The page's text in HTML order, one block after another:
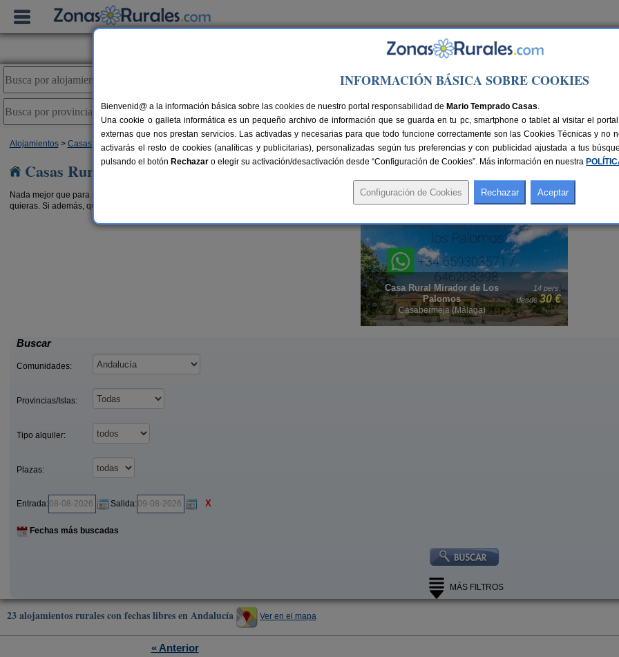
Ir a Versión PC
Alojamientos> Casas Rurales con disponibilidad> Andalucía
Casas Rurales con disponibilidad en Andalucía
Nada mejor que para planear tu escapada rural es ir directo a buscar casas rurales con fechas libres en Andalucía, permitiendo organizar tu viaje de forma
quieras. Si además, quieres dejar la reserva hecha ya directamente por internet, visita la sección dealojamientos con reserva online en Andalucía.
14 pers.
desde30 € Alojamiento La Guitarra Andaluza
Loja (Granada)
Buscar
Comunidades:
Provincias/Islas:
Tipo alquiler:
Plazas:
Entrada: Salida: X
Fechas más buscadas
MÁS FILTROS
23 alojamientos rurales con fechas libres en Andalucía Ver en el mapa
« Anterior
INFORMACIÓN BÁSICA SOBRE COOKIES
Bienvenid@ a la información básica sobre las cookies de nuestro portal responsabilidad de Mario Temprado Casas.
Una cookie o galleta informática es un pequeño archivo de información que se guarda en tu pc, smartphone o tablet al visitar el
externas que nos prestan servicios. Las activadas y necesarias para que todo funcione correctamente son las Cookies Técnicas y no
activarás el resto de cookies (analíticas y publicitarias), personalizadas según tus preferencias y con publicidad ajustada a tus
pulsando el botón Rechazar o elegir su activación/desactivación desde “Configuración de Cookies”. Más información en nuestra